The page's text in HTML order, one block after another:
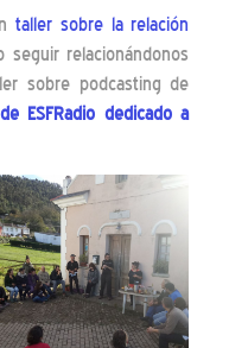
taller sobre la relación
seguir relacionándonos
sobre podcasting de
ESFRadio dedicado a